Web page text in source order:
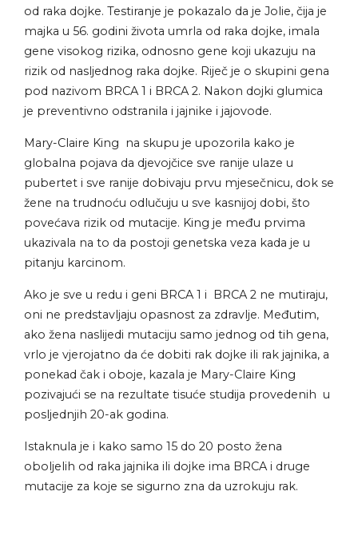
od raka dojke. Testiranje je pokazalo da je Jolie, čija je
majka u 56. godini života umrla od raka dojke, imala
gene visokog rizika, odnosno gene koji ukazuju na
rizik od nasljednog raka dojke. Riječ je o skupini gena
pod nazivom BRCA 1 i BRCA 2. Nakon dojki glumica
je preventivno odstranila i jajnike i jajovode.
Mary-Claire King na skupu je upozorila kako je
globalna pojava da djevojčice sve ranije ulaze u
pubertet i sve ranije dobivaju prvu mjesečnicu, dok se
žene na trudnoću odlučuju u sve kasnijoj dobi, što
povećava rizik od mutacije. King je među prvima
ukazivala na to da postoji genetska veza kada je u
pitanju karcinom.
Ako je sve u redu i geni BRCA 1 i BRCA 2 ne mutiraju,
oni ne predstavljaju opasnost za zdravlje. Međutim,
ako žena naslijedi mutaciju samo jednog od tih gena,
vrlo je vjerojatno da će dobiti rak dojke ili rak jajnika, a
ponekad čak i oboje, kazala je Mary-Claire King
pozivajući se na rezultate tisuće studija provedenih u
posljednjih 20-ak godina.
Istaknula je i kako samo 15 do 20 posto žena
oboljelih od raka jajnika ili dojke ima BRCA i druge
mutacije za koje se sigurno zna da uzrokuju rak.